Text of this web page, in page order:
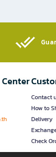
Center
Contact
How to
Delivery
Check